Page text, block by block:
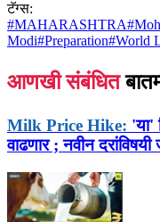
टॅग्स:
#MAHARASHTRA#
Modi#Preparation#World
आणखी संबंधित
Milk Price Hike: 'या'
वाढणार ; नवीन